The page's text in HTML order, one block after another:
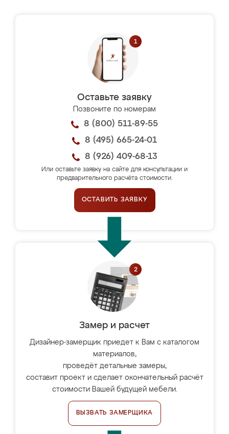
Оставьте заявку
Позвоните по номерам
8 (800) 511-89-55
8 (495) 665-24-01
8 (926) 409-68-13
Или оставьте заявку на сайте для консультации и
предварительного расчёта стоимости.
ОСТАВИТЬ ЗАЯВКУ
Замер и расчет
Дизайнер-замерщик приедет к Вам с каталогом
материалов,
проведёт детальные замеры,
составит проект и сделает окончательный расчёт
стоимости Вашей будущей мебели.
ВЫЗВАТЬ ЗАМЕРЩИКА